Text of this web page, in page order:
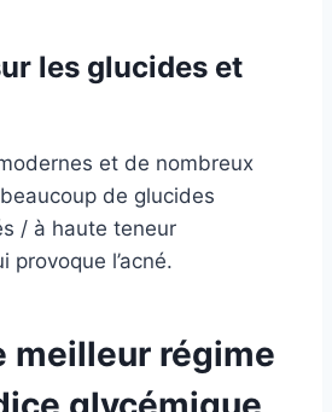
les glucides et
et de nombreux
de glucides
/ à haute teneur
provoque l’acné.
meilleur régime